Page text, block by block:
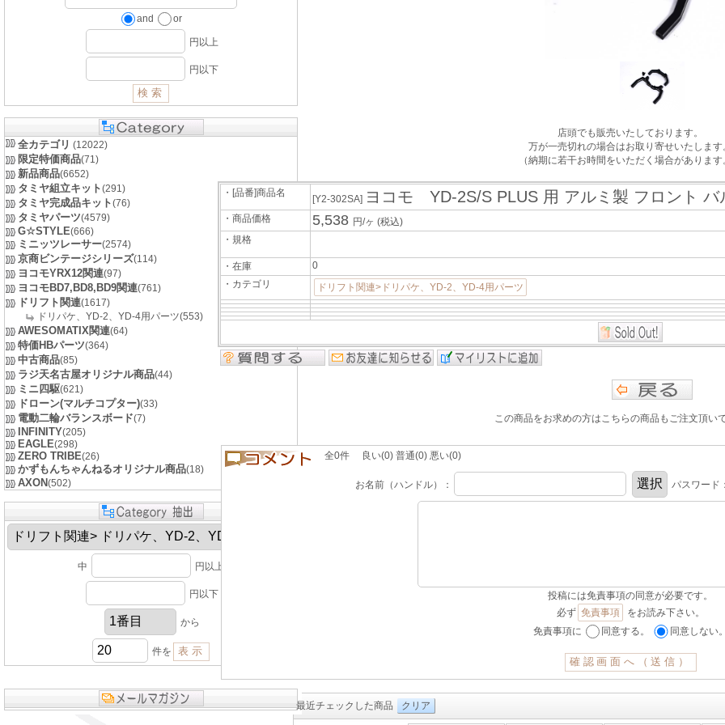
and or
円以上
円以下
全カテゴリ (12022)
限定特価商品(71)
新品商品(6652)
タミヤ組立キット(291)
タミヤ完成品キット(76)
タミヤパーツ(4579)
G☆STYLE(666)
ミニッツレーサー(2574)
京商ビンテージシリーズ(114)
ヨコモYRX12関連(97)
ヨコモBD7,BD8,BD9関連(761)
ドリフト関連(1617)
ドリパケ、YD-2、YD-4用パーツ(553)
AWESOMATIX関連(64)
特価HBパーツ(364)
中古商品(85)
ラジ天名古屋オリジナル商品(44)
ミニ四駆(621)
ドローン(マルチコプター)(33)
電動二輪バランスボード(7)
INFINITY(205)
EAGLE(298)
ZERO TRIBE(26)
かずもんちゃんねるオリジナル商品(18)
AXON(502)
中 円以上
円以下
から
件を
店頭でも販売いたしております。
万が一売切れの場合はお取り寄せいたします
（納期に若干お時間をいただく場合があります
・[品番]商品名
[Y2-302SA] ヨコモ YD-2S/S PLUS 用 アルミ製 フロント バ
・商品価格 5,538 円/ヶ (税込)
・規格
・在庫
0
・カテゴリ
ドリフト関連>ドリパケ、YD-2、YD-4用パーツ
この商品をお求めの方はこちらの商品もご注文頂い
全0件 良い(0) 普通(0) 悪い(0)
お名前（ハンドル）： パスワード：
投稿には免責事項の同意が必要です。
必ず 免責事項
をお読み下さい。
免責事項に
同意する。 同意しない。
最近チェックした商品 クリア